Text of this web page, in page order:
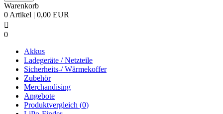
Warenkorb
0 Artikel | 0,00 EUR

0
Akkus
Ladegeräte / Netzteile
Sicherheits-/ Wärmekoffer
Zubehör
Merchandising
Angebote
Produktvergleich (0)